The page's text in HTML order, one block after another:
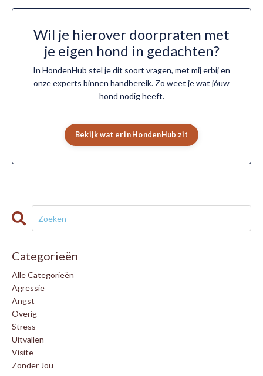
Wil je hierover doorpraten met
je eigen hond in gedachten?
In HondenHub stel je dit soort vragen, met mij erbij en
onze experts binnen handbereik. Zo weet je wat jóuw
hond nodig heeft.
Bekijk wat er in HondenHub zit
Categorieën
Alle Categorieën
Agressie
Angst
Overig
Stress
Uitvallen
Visite
Zonder Jou